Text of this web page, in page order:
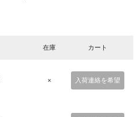
在庫 カート
× 入荷連絡を希望